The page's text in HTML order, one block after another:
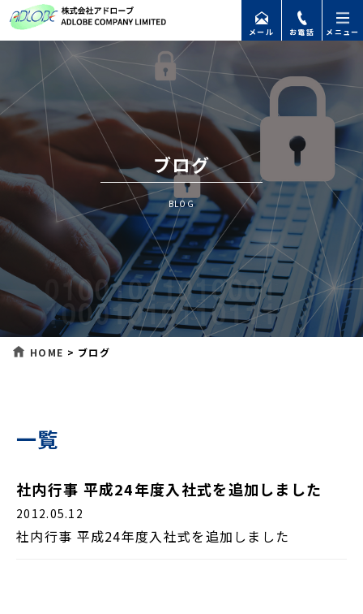
メール お電話 メニュー
ブログ
BLOG
HOME > ブログ
一覧
社内行事 平成24年度入社式を追加しました
2012.05.12
社内行事 平成24年度入社式を追加しました